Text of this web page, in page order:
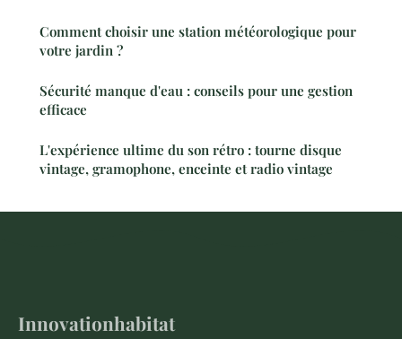
Comment choisir une station météorologique pour
votre jardin ?
Sécurité manque d'eau : conseils pour une gestion
efficace
L'expérience ultime du son rétro : tourne disque
vintage, gramophone, enceinte et radio vintage
Innovationhabitat